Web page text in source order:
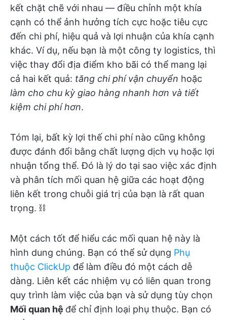
kết chặt chẽ với nhau — điều chỉnh một khía
cạnh có thể ảnh hưởng tích cực hoặc tiêu cực
đến chi phí, hiệu quả và lợi nhuận của khía cạnh
khác. Ví dụ, nếu bạn là một công ty logistics, thì
việc thay đổi địa điểm kho bãi có thể mang lại
cả hai kết quả: tăng chi phí vận chuyển hoặc
làm cho chu kỳ giao hàng nhanh hơn và tiết
kiệm chi phí hơn.
Tóm lại, bất kỳ lợi thế chi phí nào cũng không
được đánh đổi bằng chất lượng dịch vụ hoặc lợi
nhuận tổng thể. Đó là lý do tại sao việc xác định
và phân tích mối quan hệ giữa các hoạt động
liên kết trong chuỗi giá trị của bạn là rất quan
trọng. ⛓️
Một cách tốt để hiểu các mối quan hệ này là
hình dung chúng. Bạn có thể sử dụng Phụ
thuộc ClickUp để làm điều đó một cách dễ
dàng. Liên kết các nhiệm vụ có liên quan trong
quy trình làm việc của bạn và sử dụng tùy chọn
Mối quan hệ để chỉ định loại phụ thuộc. Bạn có